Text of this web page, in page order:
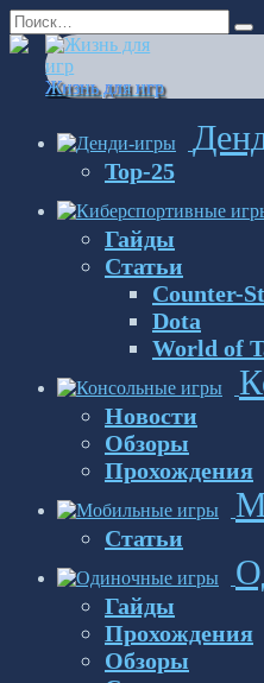
Перейти
к
содержанию
Search
for:
Жизнь для игр
Top-25
Гайды
Статьи
Counter-
Dota
World of
Новости
Обзоры
Прохождения
Статьи
Гайды
Прохождения
Обзоры